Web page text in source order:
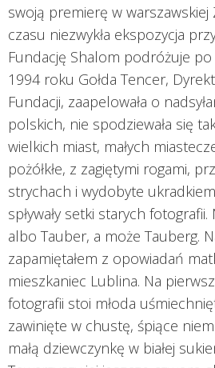
swoją premierę w warszawskiej
czasu niezwykła ekspozycja
Fundację Shalom podróżuje po
1994 roku Gołda Tencer,
Fundacji, zaapelowała o
polskich, nie spodziewała się
wielkich miast, małych
pożółkłe, z zagiętymi rogami,
strychach i wydobyte
spływały setki starych fotografii.
albo Tauber, a może Tauberg.
zapamiętałem z opowiadań
mieszkaniec Lublina. Na
fotografii stoi młoda
zawinięte w chustę, śpiące
małą dziewczynkę w białej